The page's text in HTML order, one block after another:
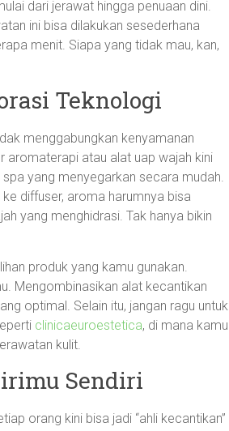
dari jerawat hingga penuaan dini.
ini bisa dilakukan sesederhana
menit. Siapa yang tidak mau, kan,
Teknologi
menggabungkan kenyamanan
aromaterapi atau alat uap wajah kini
yang menyegarkan secara mudah.
diffuser, aroma harumnya bisa
yang menghidrasi. Tak hanya bikin
produk yang kamu gunakan.
Mengombinasikan alat kecantikan
optimal. Selain itu, jangan ragu untuk
clinicaeuroestetica, di mana kamu
kulit.
Sendiri
orang kini bisa jadi “ahli kecantikan”